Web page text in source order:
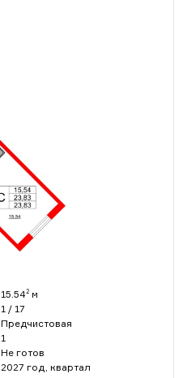
15.542 м
1 / 17
Предчистовая
1
Не готов
2027 год, квартал